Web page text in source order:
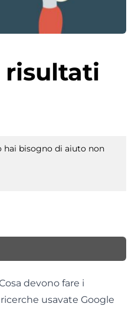
risultati
hai bisogno di aiuto non
devono fare i
usavate Google